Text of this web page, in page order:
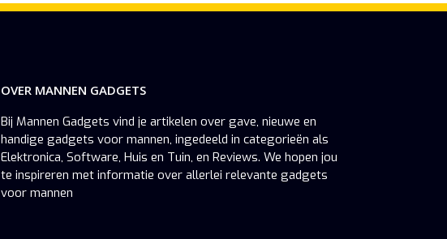
OVER MANNEN GADGETS
Bij Mannen Gadgets vind je artikelen over gave, nieuwe en
handige gadgets voor mannen, ingedeeld in categorieën als
Elektronica, Software, Huis en Tuin, en Reviews. We hopen jou
te inspireren met informatie over allerlei relevante gadgets
voor mannen